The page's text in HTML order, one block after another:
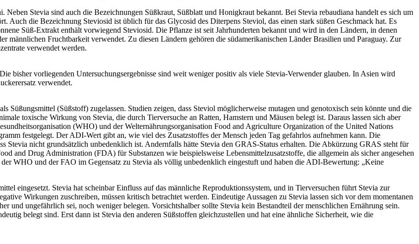
Stevia sind auch die Bezeichnungen Süßkraut, Süßblatt und Honigkraut bekannt. Bei Stevia rebaudiana handelt es sich um
Auch die Bezeichnung Steviosid ist üblich für das Glycosid des Diterpens Steviol, das einen stark süßen Geschmack hat. Es
Süß-Extrakt enthält vorwiegend Steviosid. Die Pflanze ist seit Jahrhunderten bekannt und wird in den Ländern, in denen
männlichen Fruchtbarkeit verwendet. Zu diesen Ländern gehören die südamerikanischen Länder Brasilien und Paraguay. Zur
verwendet werden.
bisher vorliegenden Untersuchungsergebnisse sind weit weniger positiv als viele Stevia-Verwender glauben. In Asien wird
verwendet.
Süßungsmittel (Süßstoff) zugelassen. Studien zeigen, dass Steviol möglicherweise mutagen und genotoxisch sein könnte und die
toxische Wirkung von Stevia, die durch Tierversuche an Ratten, Hamstern und Mäusen belegt ist. Daraus lassen sich aber
(WHO) und der Welternährungsorganisation Food and Agriculture Organization of the United Nations
festgelegt. Der ADI-Wert gibt an, wie viel des Zusatzstoffes der Mensch jeden Tag gefahrlos aufnehmen kann. Die
Stevia nicht grundsätzlich unbedenklich ist. Andernfalls hätte Stevia den GRAS-Status erhalten. Die Abkürzung GRAS steht für
and Drug Administration (FDA) für Substanzen wie beispielsweise Lebensmittelzusatzstoffe, die allgemein als sicher angesehen
WHO und der FAO im Gegensatz zu Stevia als völlig unbedenklich eingestuft und haben die ADI-Bewertung: „Keine
eingesetzt. Stevia hat scheinbar Einfluss auf das männliche Reproduktionssystem, und in Tierversuchen führt Stevia zur
Wirkungen zuschreiben, müssen kritisch betrachtet werden. Eindeutige Aussagen zu Stevia lassen sich vor dem momentanen
und ungefährlich sei, noch weniger belegen. Vorsichtshalber sollte Stevia kein Bestandteil der menschlichen Ernährung sein.
belegt sind. Erst dann ist Stevia den anderen Süßstoffen gleichzustellen und hat eine ähnliche Sicherheit, wie die